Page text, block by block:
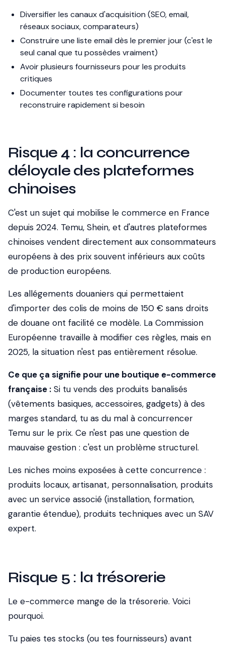
Diversifier les canaux d'acquisition (SEO, email,
réseaux sociaux, comparateurs)
Construire une liste email dès le premier jour (c'est le
seul canal que tu possèdes vraiment)
Avoir plusieurs fournisseurs pour les produits
critiques
Documenter toutes tes configurations pour
reconstruire rapidement si besoin
Risque 4 : la concurrence
déloyale des plateformes
chinoises
C'est un sujet qui mobilise le commerce en France
depuis 2024. Temu, Shein, et d'autres plateformes
chinoises vendent directement aux consommateurs
européens à des prix souvent inférieurs aux coûts
de production européens.
Les allégements douaniers qui permettaient
d'importer des colis de moins de 150 € sans droits
de douane ont facilité ce modèle. La Commission
Européenne travaille à modifier ces règles, mais en
2025, la situation n'est pas entièrement résolue.
Ce que ça signifie pour une boutique e-commerce
française : Si tu vends des produits banalisés
(vêtements basiques, accessoires, gadgets) à des
marges standard, tu as du mal à concurrencer
Temu sur le prix. Ce n'est pas une question de
mauvaise gestion : c'est un problème structurel.
Les niches moins exposées à cette concurrence :
produits locaux, artisanat, personnalisation, produits
avec un service associé (installation, formation,
garantie étendue), produits techniques avec un SAV
expert.
Risque 5 : la trésorerie
Le e-commerce mange de la trésorerie. Voici
pourquoi.
Tu paies tes stocks (ou tes fournisseurs) avant